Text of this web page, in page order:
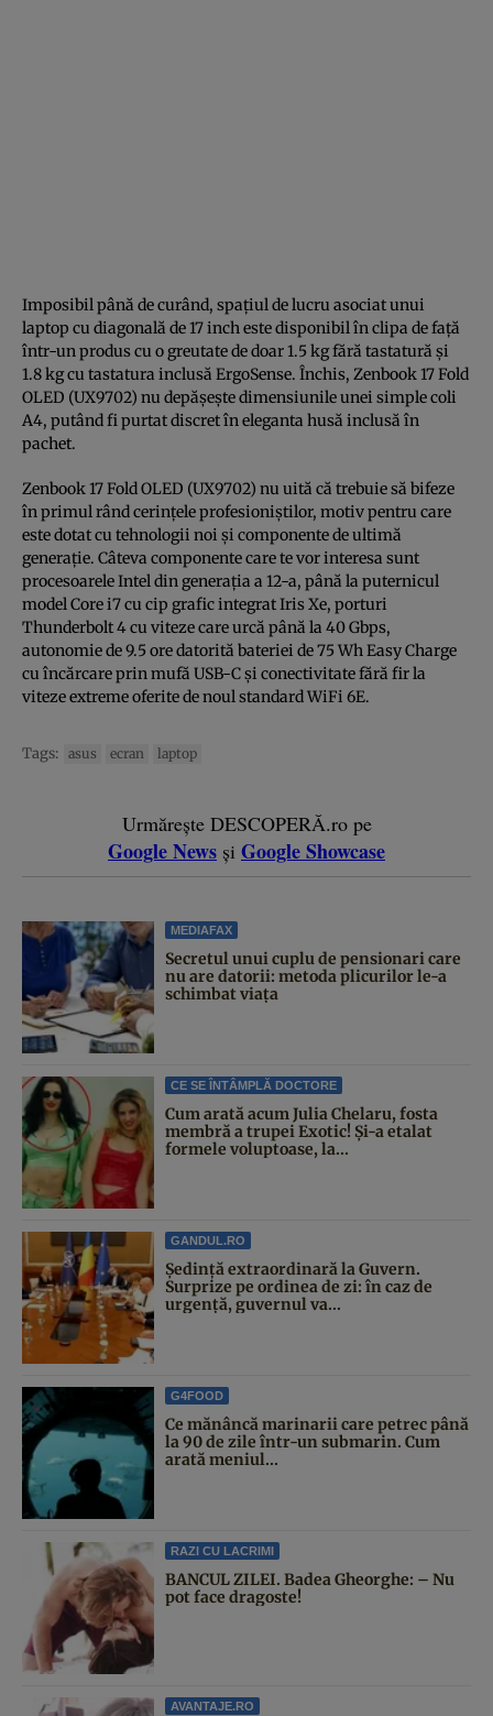
Imposibil până de curând, spațiul de lucru asociat unui
laptop cu diagonală de 17 inch este disponibil în clipa de față
într-un produs cu o greutate de doar 1.5 kg fără tastatură și
1.8 kg cu tastatura inclusă ErgoSense. Închis, Zenbook 17 Fold
OLED (UX9702) nu depășește dimensiunile unei simple coli
A4, putând fi purtat discret în eleganta husă inclusă în
pachet.
Zenbook 17 Fold OLED (UX9702) nu uită că trebuie să bifeze
în primul rând cerințele profesioniștilor, motiv pentru care
este dotat cu tehnologii noi și componente de ultimă
generație. Câteva componente care te vor interesa sunt
procesoarele Intel din generația a 12-a, până la puternicul
model Core i7 cu cip grafic integrat Iris Xe, porturi
Thunderbolt 4 cu viteze care urcă până la 40 Gbps,
autonomie de 9.5 ore datorită bateriei de 75 Wh Easy Charge
cu încărcare prin mufă USB-C și conectivitate fără fir la
viteze extreme oferite de noul standard WiFi 6E.
Tags: asus ecran laptop
Urmărește DESCOPERĂ.ro pe
Google News și Google Showcase
MEDIAFAX
Secretul unui cuplu de pensionari care
nu are datorii: metoda plicurilor le-a
schimbat viața
CE SE ÎNTÂMPLĂ DOCTORE
Cum arată acum Julia Chelaru, fosta
membră a trupei Exotic! Și-a etalat
formele voluptoase, la...
GANDUL.RO
Şedinţă extraordinară la Guvern.
Surprize pe ordinea de zi: în caz de
urgență, guvernul va...
G4FOOD
Ce mănâncă marinarii care petrec până
la 90 de zile într-un submarin. Cum
arată meniul...
RAZI CU LACRIMI
BANCUL ZILEI. Badea Gheorghe: – Nu
pot face dragoste!
AVANTAJE.RO